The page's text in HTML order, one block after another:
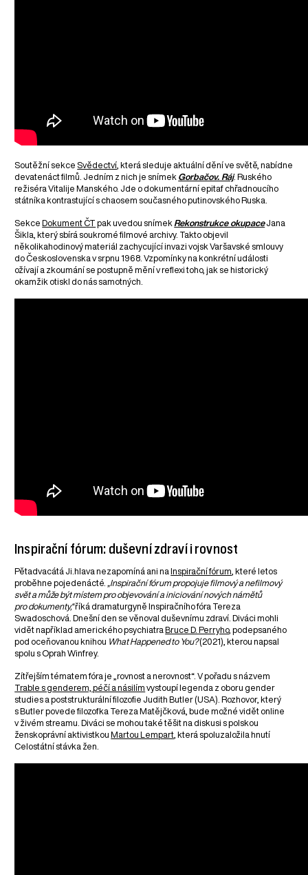
Soutěžní sekce Svědectví , která sleduje aktuální dění ve světě, nabídne
devatenáct filmů. Jedním z nich je snímek Gorbačov. Ráj. Ruského
režiséra Vitalije Manského. Jde o dokumentární epitaf chřadnoucího
státníka kontrastující s chaosem současného putinovského Ruska.
Sekce Dokument ČT pak uvedou snímek Rekonstrukce okupaceJana
Šikla, který sbírá soukromé filmové archivy. Takto objevil
několikahodinový materiál zachycující invazi vojsk Varšavské smlouvy
do Československa v srpnu 1968. Vzpomínky na konkrétní události
ožívají a zkoumání se postupně mění v reflexi toho, jak se historický
okamžik otiskl do nás samotných.
Inspirační fórum: duševní zdraví i rovnost
Pětadvacátá Ji.hlava nezapomíná ani na Inspirační fórum , které letos
proběhne pojedenácté. „Inspirační fórum propojuje filmový a nefilmový
svět a může být místem pro objevování a iniciování nových námětů
pro dokumenty,“říká dramaturgyně Inspiračního fóra Tereza
Swadoschová. Dnešní den se věnoval duševnímu zdraví. Diváci mohli
vidět například amerického psychiatra Bruce D. Perryho, podepsaného
pod oceňovanou knihou What Happened to You?(2021), kterou napsal
spolu s Oprah Winfrey.
Zítřejším tématem fóra je „rovnost a nerovnost“. V pořadu s názvem
Trable s genderem, péčí a násilím vystoupí legenda z oboru gender
studies a poststrukturální filozofie Judith Butler (USA). Rozhovor, který
s Butler povede filozofka Tereza Matějčková, bude možné vidět online
v živém streamu. Diváci se mohou také těšit na diskusi s polskou
ženskoprávní aktivistkou Martou Lempart , která spoluzaložila hnutí
Celostátní stávka žen.